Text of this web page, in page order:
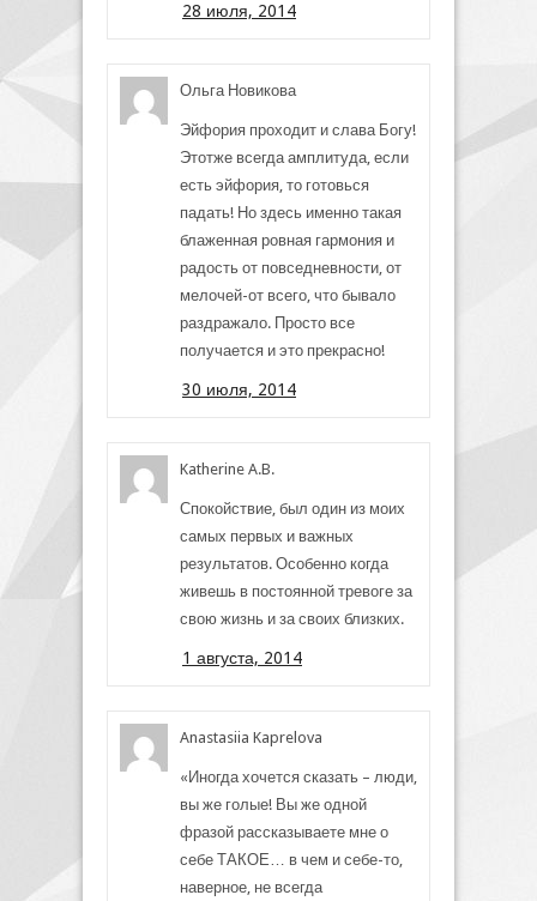
28 июля, 2014
Ольга Новикова
Эйфория проходит и слава Богу!
Этотже всегда амплитуда, если
есть эйфория, то готовься
падать! Но здесь именно такая
блаженная ровная гармония и
радость от повседневности, от
мелочей-от всего, что бывало
раздражало. Просто все
получается и это прекрасно!
30 июля, 2014
Katherine A.B.
Спокойствие, был один из моих
самых первых и важных
результатов. Особенно когда
живешь в постоянной тревоге за
свою жизнь и за своих близких.
1 августа, 2014
Anastasiia Kaprelova
«Иногда хочется сказать – люди,
вы же голые! Вы же одной
фразой рассказываете мне о
себе ТАКОЕ… в чем и себе-то,
наверное, не всегда